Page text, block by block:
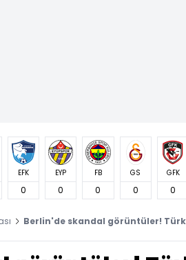
EFK
0
EYP
0
FB
0
GS
0
GFK
0
Berlin'de skandal görüntüler!